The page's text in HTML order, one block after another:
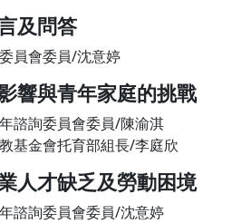
及問答
員會委員/沈意婷
響與青年家庭的挑戰
諮詢委員會委員/陳渝淇
基金會托育部組長/李庭欣
人才缺乏及勞動困境
諮詢委員會委員/沈意婷